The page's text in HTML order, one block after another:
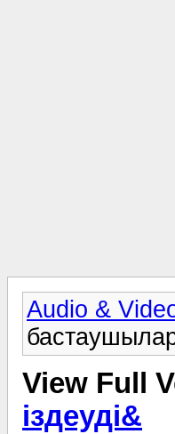
Audio &
бастаушылар
View Full
іздеуді&